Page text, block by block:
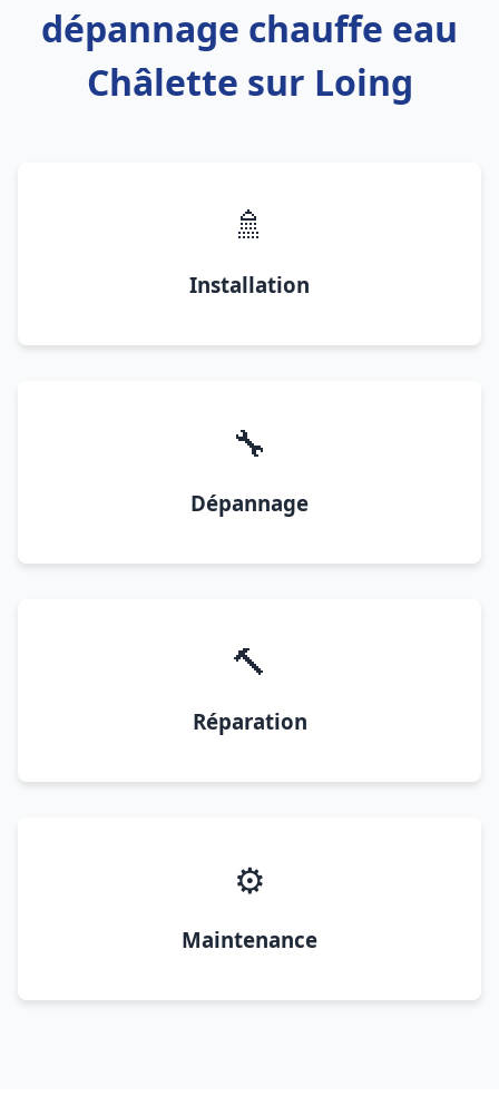
dépannage chauffe eau
Châlette sur Loing
🚿
Installation
🔧
Dépannage
🔨
Réparation
⚙️
Maintenance